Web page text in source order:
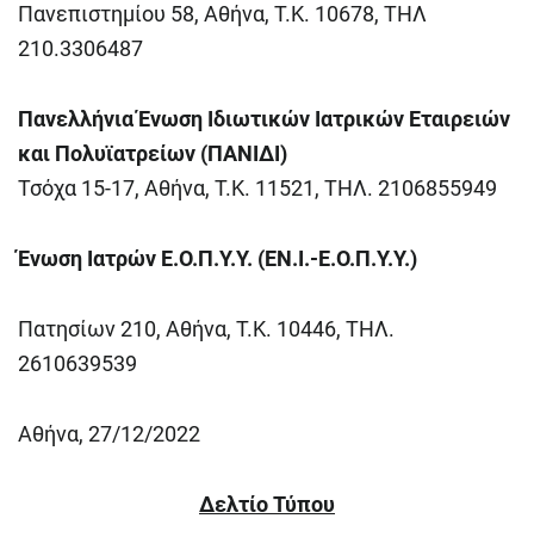
Πανεπιστημίου 58, Αθήνα, Τ.Κ. 10678, ΤΗΛ
210.3306487
Πανελλήνια Ένωση Ιδιωτικών Ιατρικών Εταιρειών
και Πολυϊατρείων (ΠΑΝΙΔΙ)
Τσόχα 15-17, Αθήνα, Τ.Κ. 11521, ΤΗΛ. 2106855949
Ένωση Ιατρών Ε.Ο.Π.Υ.Υ. (ΕΝ.Ι.-Ε.Ο.Π.Υ.Υ.)
Πατησίων 210, Αθήνα, Τ.Κ. 10446, ΤΗΛ.
2610639539
Αθήνα, 27/12/2022
Δελτίο Τύπου